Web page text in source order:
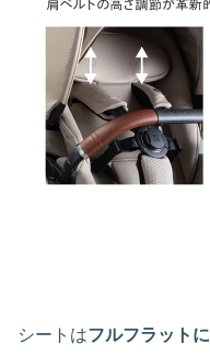
シートはフルフラット